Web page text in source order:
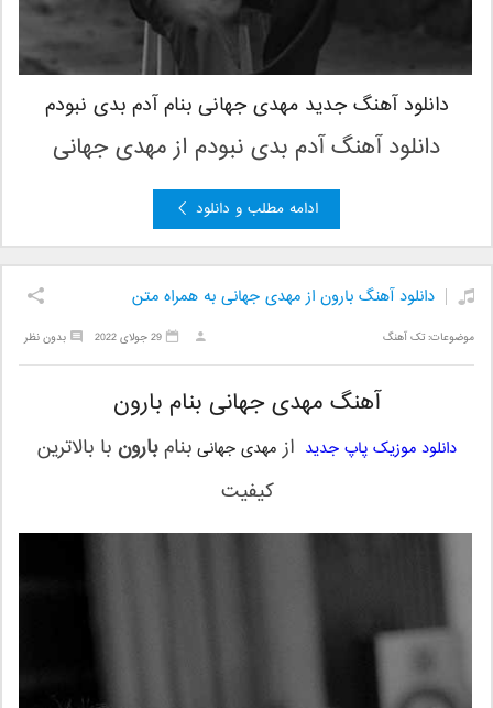
دانلود آهنگ جدید مهدی جهانی بنام آدم بدی نبودم
دانلود آهنگ آدم بدی نبودم از مهدی جهانی
ادامه مطلب و دانلود
دانلود آهنگ بارون از مهدی جهانی به همراه متن
موضوعات:تک آهنگ بدون نظر 29 جولای 2022
آهنگ مهدی جهانی بنام بارون
دانلود موزیک پاپ جدید ازمهدی جهانیبنامبارونبا بالاترین
کیفیت